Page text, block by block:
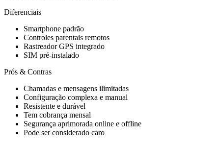
Diferenciais
Smartphone padrão
Controles parentais remotos
Rastreador GPS integrado
SIM pré-instalado
Prós & Contras
Chamadas e mensagens ilimitadas
Configuração complexa e manual
Resistente e durável
Tem cobrança mensal
Segurança aprimorada online e offline
Pode ser considerado caro